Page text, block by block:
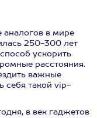
аналогов в мире
250-300 лет
ускорить
расстояния.
важные
себя такой vip-
в век гаджетов